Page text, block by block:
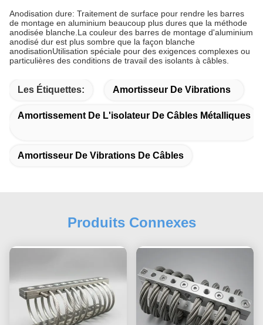
Anodisation dure: Traitement de surface pour rendre les barres
de montage en aluminium beaucoup plus dures que la méthode
anodisée blanche.La couleur des barres de montage d'aluminium
anodisé dur est plus sombre que la façon blanche
anodisationUtilisation spéciale pour des exigences complexes ou
particulières des conditions de travail des isolants à câbles.
Les Étiquettes: Amortisseur De Vibrations
Amortissement De L'isolateur De Câbles Métalliques
Amortisseur De Vibrations De Câbles
Produits Connexes